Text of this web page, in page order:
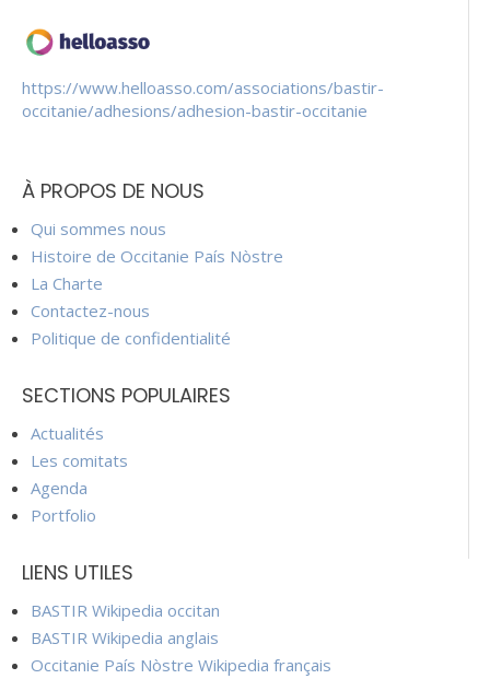
https://www.helloasso.com/associations/bastir-
occitanie/adhesions/adhesion-bastir-occitanie
À PROPOS DE NOUS
Qui sommes nous
Histoire de Occitanie País Nòstre
La Charte
Contactez-nous
Politique de confidentialité
SECTIONS POPULAIRES
Actualités
Les comitats
Agenda
Portfolio
LIENS UTILES
BASTIR Wikipedia occitan
BASTIR Wikipedia anglais
Occitanie País Nòstre Wikipedia français